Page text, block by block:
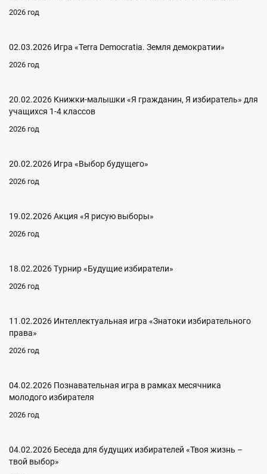
2026 год
02.03.2026 Игра «Terra Democratia. Земля демократии»
2026 год
20.02.2026 Книжки-малышки «Я гражданин, Я избиратель» для
учащихся 1-4 классов
2026 год
20.02.2026 Игра «Выбор будущего»
2026 год
19.02.2026 Акция «Я рисую выборы»
2026 год
18.02.2026 Турнир «Будущие избиратели»
2026 год
11.02.2026 Интеллектуальная игра «Знатоки избирательного
права»
2026 год
04.02.2026 Познавательная игра в рамках месячника
молодого избирателя
2026 год
04.02.2026 Беседа для будущих избирателей «Твоя жизнь –
твой выбор»